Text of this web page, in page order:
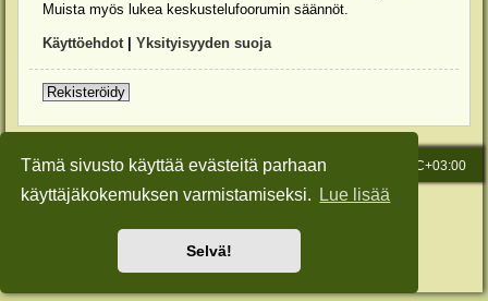
Tämä sivusto käyttää evästeitä parhaan
käyttäjäkokemuksen varmistamiseksi.
Lue lisää
Selvä!
Muista myös lukea keskustelufoorumin säännöt.
Käyttöehdot| Yksityisyyden suoja
Rekisteröidy
Etusivu Kaikki ajat ovat UTC+03:00
Viesti Ylläpidolle
Keskustelufoorumin ohjelmistophpBB® Forum Software © phpBB Limited